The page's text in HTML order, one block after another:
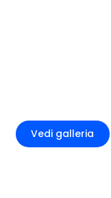
Vedi galleria